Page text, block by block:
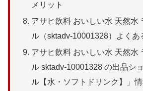
メリット
アサヒ飲料 おいしい水 天然水
ル（sktadv-10001328）よくあ
アサヒ飲料 おいしい水 天然水
ル sktadv-10001328 の出品シ
ル【水・ソフトドリンク】」情